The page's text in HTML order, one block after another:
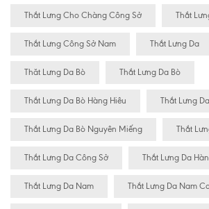
Thắt Lưng Cho Chàng Công Sở Thắt
Thắt Lưng Công Sở Nam Thắt Lưng Da
Thăt Lưng Da Bò Thắt Lưng Da Bò
Thắt Lưng Da Bò Hàng Hiêu Thắt Lưng
Thắt Lưng Da Bò Nguyên Miếng Thắt
Thắt Lưng Da Công Sở Thắt Lưng Da
Thắt Lưng Da Nam Thắt Lưng Da Nam